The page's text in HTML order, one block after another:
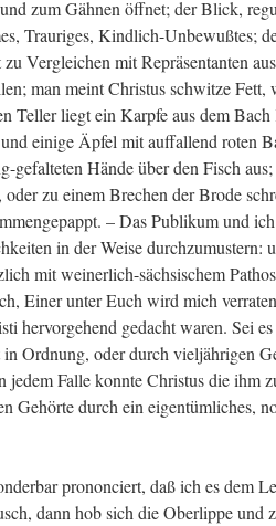
zum Gähnen öffnet; der Blick,
Trauriges, Kindlich-Unbewußtes;
Vergleichen mit Repräsentanten
man meint Christus schwitze
Teller liegt ein Karpfe aus dem
einige Äpfel mit auffallend roten
gefalteten Hände über den Fisch
zu einem Brechen der Brode
– Das Publikum und
in der Weise durchzumustern:
mit weinerlich-sächsischem
Einer unter Euch wird mich
hervorgehend gedacht waren. Sei
Ordnung, oder durch vieljährigen
jedem Falle konnte Christus die ihm
Gehörte durch ein eigentümliches,
prononciert, daß ich es dem
dann hob sich die Oberlippe und